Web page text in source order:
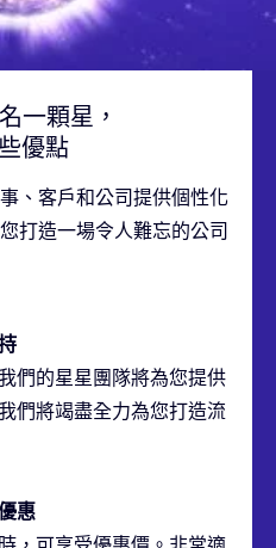
一顆星，
優點
、客戶和公司提供個性化
打造一場令人難忘的公司
們的星星團隊將為您提供
們將竭盡全力為您打造流
惠